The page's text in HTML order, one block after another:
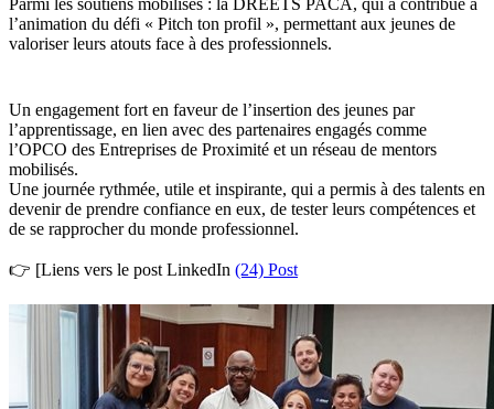
Parmi les soutiens mobilisés : la DREETS PACA, qui a contribué à
l’animation du défi « Pitch ton profil », permettant aux jeunes de
valoriser leurs atouts face à des professionnels.
Un engagement fort en faveur de l’insertion des jeunes par
l’apprentissage, en lien avec des partenaires engagés comme
l’OPCO des Entreprises de Proximité et un réseau de mentors
mobilisés.
Une journée rythmée, utile et inspirante, qui a permis à des talents en
devenir de prendre confiance en eux, de tester leurs compétences et
de se rapprocher du monde professionnel.
👉 [Liens vers le post LinkedIn (24) Post